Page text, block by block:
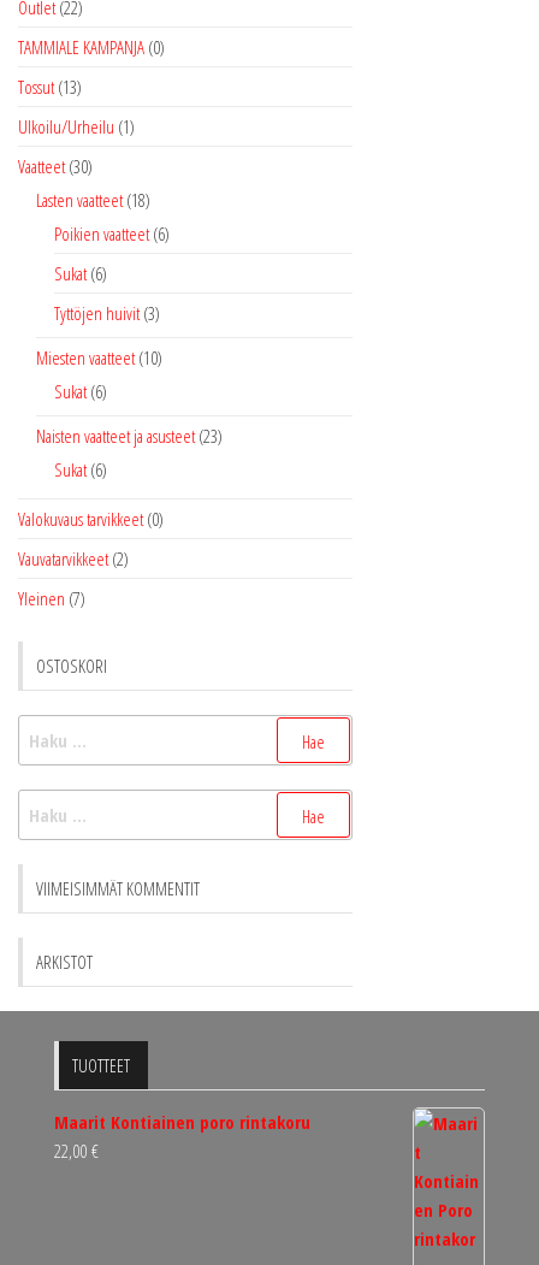
Outlet (22)
TAMMIALE KAMPANJA (0)
Tossut (13)
Ulkoilu/Urheilu (1)
Vaatteet (30)
Lasten vaatteet (18)
Poikien vaatteet (6)
Sukat (6)
Tyttöjen huivit (3)
Miesten vaatteet (10)
Sukat (6)
Naisten vaatteet ja asusteet (23)
Sukat (6)
Valokuvaus tarvikkeet (0)
Vauvatarvikkeet (2)
Yleinen (7)
OSTOSKORI
Haku:
Haku:
VIIMEISIMMÄT KOMMENTIT
ARKISTOT
TUOTTEET
Maarit Kontiainen poro rintakoru
22,00 €